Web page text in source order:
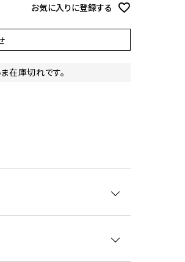
お気に入りに登録する
在庫切れです。